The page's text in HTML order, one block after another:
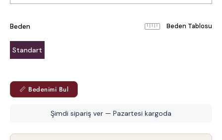
Beden Beden Tablosu
Standart
📏 Bedenimi Bul
Şimdi sipariş ver — Pazartesi kargoda